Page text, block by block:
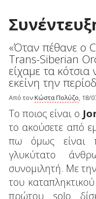
«Όταν πέθανε ο
Trans-Siberian
είχαμε τα
εκείνη την
Από τονΚώστα Πολύζο, 18/
Το ποιος είναι ο
το ακούσετε από
πω όμως είναι
γλυκύτατο
συνομιλητή. Με
του καταπληκτικού
πρώτου solo